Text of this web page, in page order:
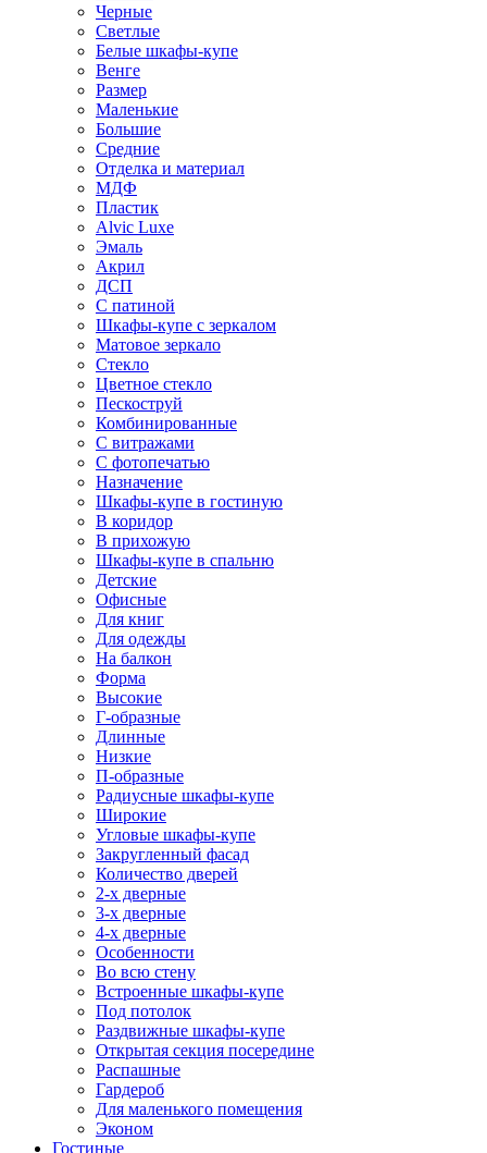
Черные
Светлые
Белые шкафы-купе
Венге
Размер
Маленькие
Большие
Средние
Отделка и материал
МДФ
Пластик
Alvic Luxe
Эмаль
Акрил
ДСП
С патиной
Шкафы-купе с зеркалом
Матовое зеркало
Стекло
Цветное стекло
Пескоструй
Комбинированные
С витражами
С фотопечатью
Назначение
Шкафы-купе в гостиную
В коридор
В прихожую
Шкафы-купе в спальню
Детские
Офисные
Для книг
Для одежды
На балкон
Форма
Высокие
Г-образные
Длинные
Низкие
П-образные
Радиусные шкафы-купе
Широкие
Угловые шкафы-купе
Закругленный фасад
Количество дверей
2-х дверные
3-х дверные
4-х дверные
Особенности
Во всю стену
Встроенные шкафы-купе
Под потолок
Раздвижные шкафы-купе
Открытая секция посередине
Распашные
Гардероб
Для маленького помещения
Эконом
Гостиные